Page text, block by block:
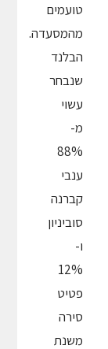
טועמים
מהמסעדה.
הבלנד
שנבחר
עשוי
מ-
88%
ענבי
קברנה
סוביניון
ו-
12%
פטיט
סירה
משנת